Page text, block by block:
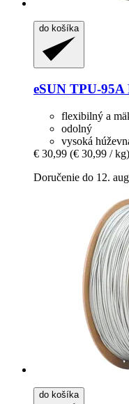
do košíka
eSUN TPU-​95A
flexibilný a
odolný
vysoká
€ 30,99 (€ 30,99 / kg)
Doručenie do 12.
do košíka